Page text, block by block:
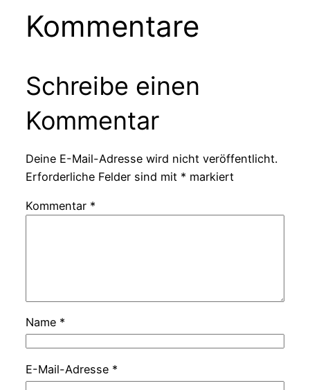
Kommentare
Schreibe einen
Kommentar
Deine E-Mail-Adresse wird nicht veröffentlicht.
Erforderliche Felder sind mit * markiert
Kommentar *
Name *
E-Mail-Adresse *